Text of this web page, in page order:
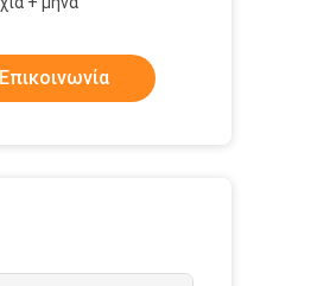
Επικοινωνία